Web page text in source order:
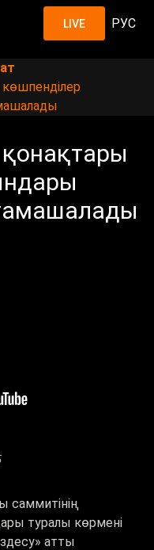
LIVE РУС
туралы көрмені
атты